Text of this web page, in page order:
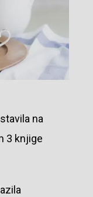
na
3 knjige